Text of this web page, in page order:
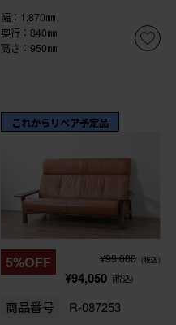
幅：1,870㎜
奥行：840㎜
高さ：950㎜
これからリペア予定品
5%OFF ¥99,000 (税込)
¥94,050 (税込)
商品番号 R-087253